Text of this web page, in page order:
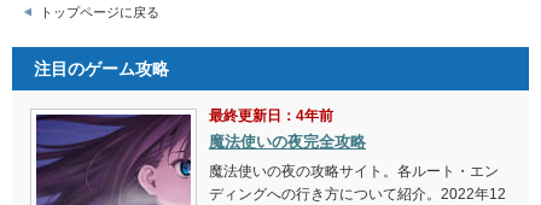
トップページに戻る
注目のゲーム攻略
最終更新日：4年前
魔法使いの夜完全攻略
魔法使いの夜の攻略サイト。各ルート・エン
ディングへの行き方について紹介。2022年12